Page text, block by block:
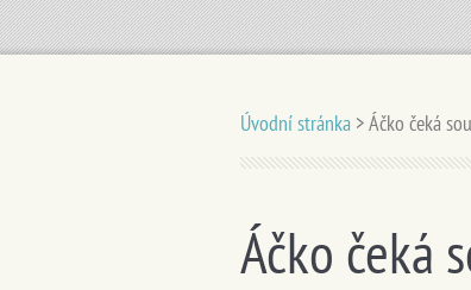
Úvodní stránka >Áčko čeká
Áčko čeká